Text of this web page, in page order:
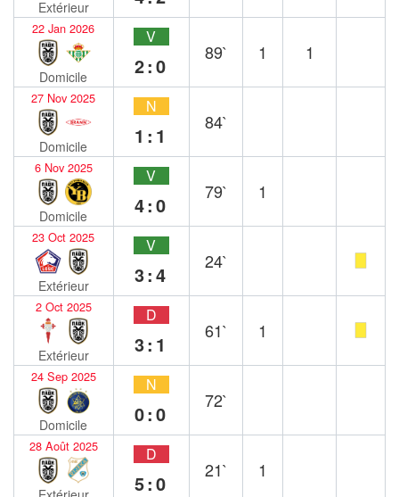
Extérieur
22 Jan 2026
Domicile
V
2:0
89` 1 1
27 Nov 2025
Domicile
N
1:1
84`
6 Nov 2025
Domicile
V
4:0
79` 1
23 Oct 2025
Extérieur
V
3:4
24`
2 Oct 2025
Extérieur
D
3:1
61` 1
24 Sep 2025
Domicile
N
0:0
72`
28 Août 2025 D
5:0
21` 1